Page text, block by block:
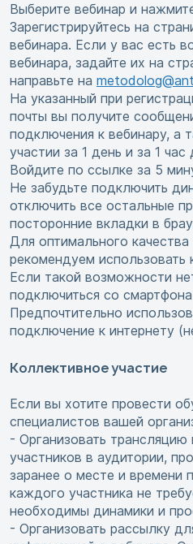
Выберите вебинар и
Зарегистрируйтесь на
вебинара. Если у вас есть
вебинара, задайте их на
направьте на
На указанный при
почты вы получите
подключения к вебинару, а
участии за 1 день и за 1
Войдите по ссылке за 5
Не забудьте подключить
отключить все остальные
посторонние вкладки в
Для оптимального
рекомендуем использовать
Если такой возможности
подключиться со
Предпочтительно
подключение к интернету
Коллективное участие
Если вы хотите провести
специалистов вашей
- Организовать трансляцию
участников в аудитории,
заранее о месте и времени
каждого участника не
необходимы динамики и
- Организовать рассылку